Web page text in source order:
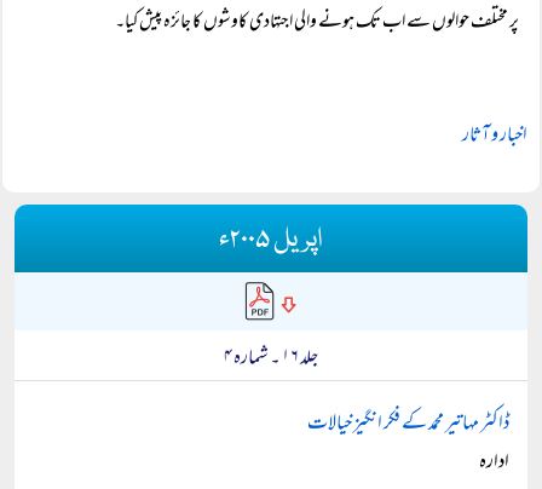
پر مختلف حوالوں سے اب تک ہونے والی اجتہادی کاوشوں کا جائزہ پیش کیا۔
اخبار و آثار
اپریل ۲۰۰۵ء
جلد ۱۶ ۔ شمارہ ۴
ڈاکٹر مہاتیر محمد کے فکر انگیز خیالات
ادارہ